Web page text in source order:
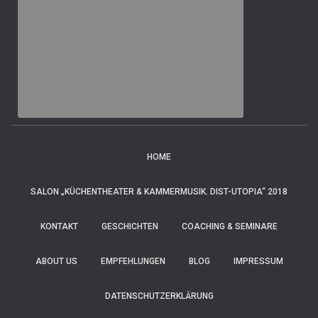
HOME
SALON „KÜCHENTHEATER & KAMMERMUSIK. DIST-UTOPIA“ 2018
KONTAKT GESCHICHTEN COACHING & SEMINARE
ABOUT US EMPFEHLUNGEN BLOG IMPRESSUM
DATENSCHUTZERKLÄRUNG